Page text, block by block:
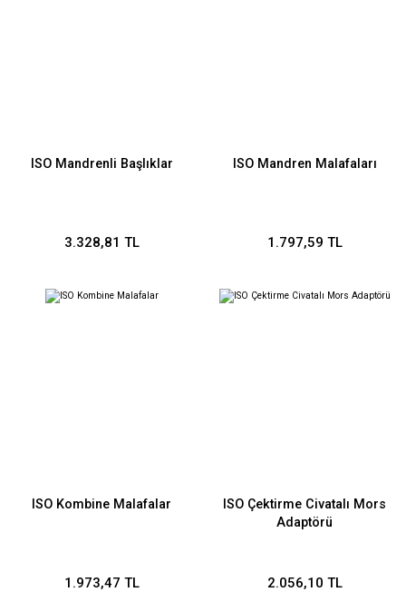
ISO Mandrenli Başlıklar
3.328,81 TL
ISO Mandren Malafaları
1.797,59 TL
ISO Kombine Malafalar
1.973,47 TL
ISO Çektirme Civatalı Mors
Adaptörü
2.056,10 TL